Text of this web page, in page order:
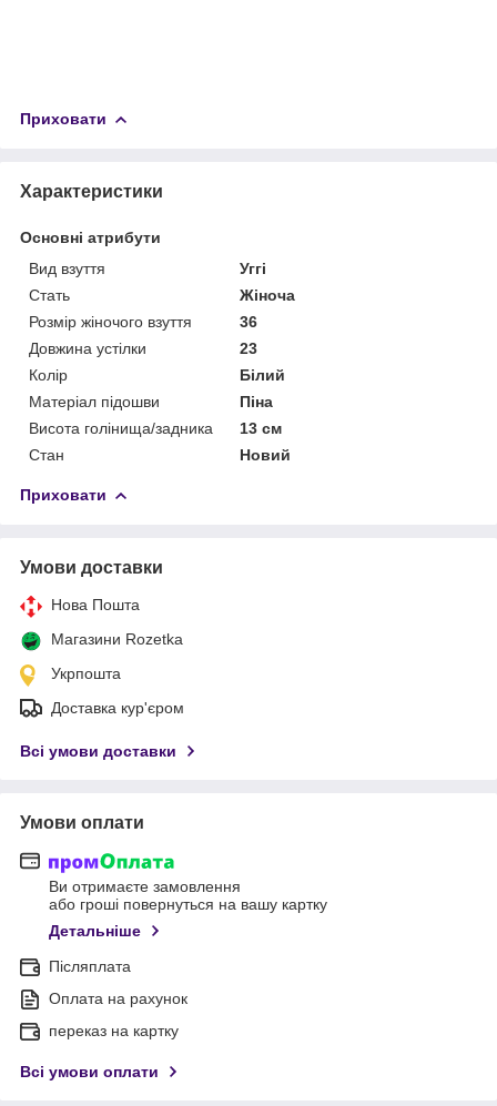
Приховати
Характеристики
Основні атрибути
Вид взуття
Уггі
Стать
Жіноча
Розмір жіночого взуття
36
Довжина устілки
23
Колір
Білий
Матеріал підошви
Піна
Висота голінища/задника
13 см
Стан
Новий
Приховати
Умови доставки
Нова Пошта
Магазини Rozetka
Укрпошта
Доставка кур'єром
Всі умови доставки
Умови оплати
Ви отримаєте замовлення
або гроші повернуться на вашу картку
Детальніше
Післяплата
Оплата на рахунок
переказ на картку
Всі умови оплати